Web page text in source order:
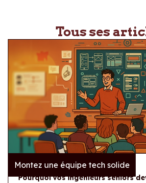
Tous ses
Montez une équipe tech solide
10/2/2026
Pourquoi vos ingénieurs seniors